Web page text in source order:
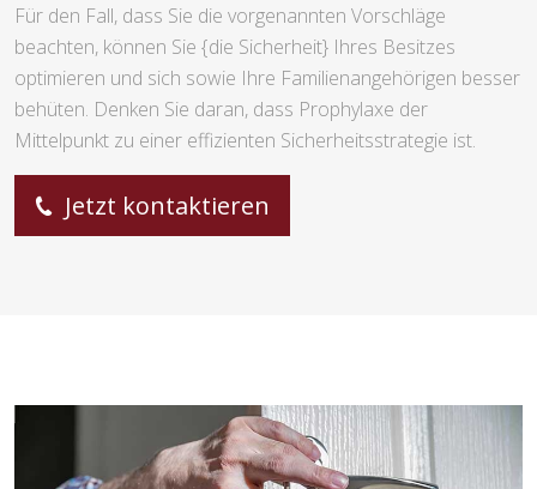
Für den Fall, dass Sie die vorgenannten Vorschläge
beachten, können Sie {die Sicherheit} Ihres Besitzes
optimieren und sich sowie Ihre Familienangehörigen besser
behüten. Denken Sie daran, dass Prophylaxe der
Mittelpunkt zu einer effizienten Sicherheitsstrategie ist.
Jetzt kontaktieren